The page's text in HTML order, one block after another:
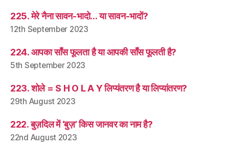
225. मेरे नैना सावन-भादो… या सावन-भादों?
12th September 2023
224. आपका साँस फूलता है या आपकी साँस फूलती है?
5th September 2023
223. शोले = S H O L A Y लिप्यंतरण है या लिप्यांतरण?
29th August 2023
222. बुज़दिल में ‘बुज़’ किस जानवर का नाम है?
22nd August 2023